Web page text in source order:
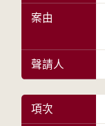
案由
聲請人
項次